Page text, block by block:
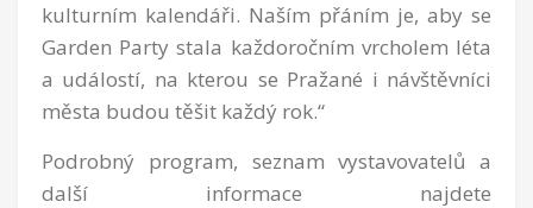
kulturním kalendáři. Naším přáním je, aby se
Garden Party stala každoročním vrcholem léta
a událostí, na kterou se Pražané i návštěvníci
města budou těšit každý rok.“
Podrobný program, seznam vystavovatelů a
další informace najdete